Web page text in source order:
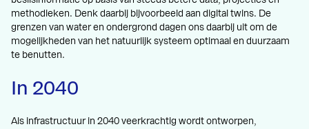
methodieken. Denk daarbij bijvoorbeeld aan digital twins. De
grenzen van water en ondergrond dagen ons daarbij uit om de
mogelijkheden van het natuurlijk systeem optimaal en duurzaam
te benutten.
In 2040
Als infrastructuur in 2040 veerkrachtig wordt ontworpen,